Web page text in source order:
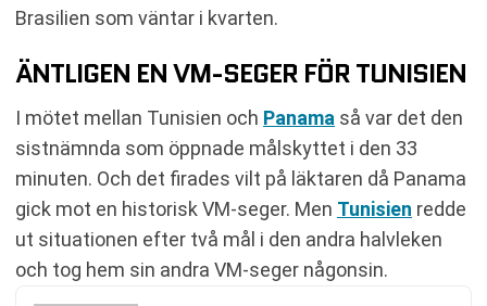
Brasilien som väntar i kvarten.
ÄNTLIGEN EN VM-SEGER FÖR TUNISIEN
I mötet mellan Tunisien och Panama så var det den
sistnämnda som öppnade målskyttet i den 33
minuten. Och det firades vilt på läktaren då Panama
gick mot en historisk VM-seger. Men Tunisien redde
ut situationen efter två mål i den andra halvleken
och tog hem sin andra VM-seger någonsin.